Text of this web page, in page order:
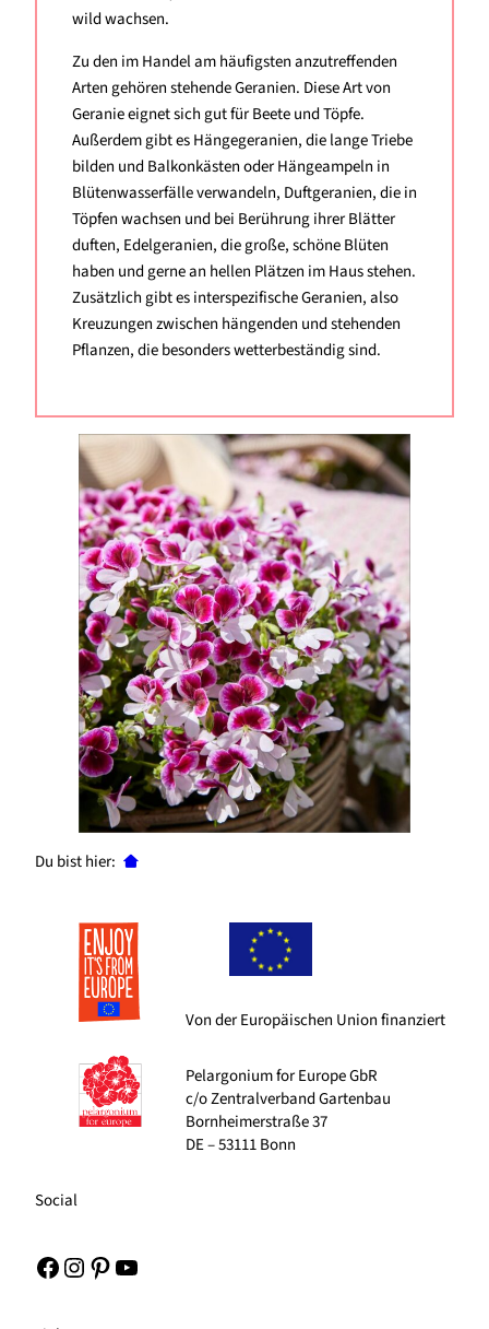
wild wachsen.
Zu den im Handel am häufigsten anzutreffenden
Arten gehören stehende Geranien. Diese Art von
Geranie eignet sich gut für Beete und Töpfe.
Außerdem gibt es Hängegeranien, die lange Triebe
bilden und Balkonkästen oder Hängeampeln in
Blütenwasserfälle verwandeln, Duftgeranien, die in
Töpfen wachsen und bei Berührung ihrer Blätter
duften, Edelgeranien, die große, schöne Blüten
haben und gerne an hellen Plätzen im Haus stehen.
Zusätzlich gibt es interspezifische Geranien, also
Kreuzungen zwischen hängenden und stehenden
Pflanzen, die besonders wetterbeständig sind.
Du bist hier:
Von der Europäischen Union finanziert
Pelargonium for Europe GbR
c/o Zentralverband Gartenbau
Bornheimerstraße 37
DE – 53111 Bonn
Social
Facebook Instagram Pinterest YouTube